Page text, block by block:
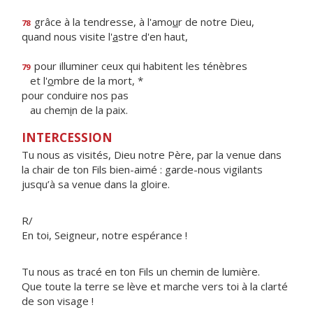
78 grâce à la tendresse, à l'amour de notre Dieu,
quand nous visite l'astre d'en haut,
79 pour illuminer ceux qui habitent les ténèbres
et l'ombre de la mort, *
pour conduire nos pas
au chemin de la paix.
INTERCESSION
Tu nous as visités, Dieu notre Père, par la venue dans
la chair de ton Fils bien-aimé : garde-nous vigilants
jusqu’à sa venue dans la gloire.
R/
En toi, Seigneur, notre espérance !
Tu nous as tracé en ton Fils un chemin de lumière.
Que toute la terre se lève et marche vers toi à la clarté
de son visage !